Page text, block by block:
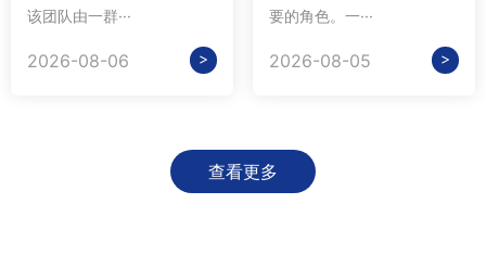
该团队由一群···
2026-08-06 >
要的角色。一···
2026-08-05 >
查看更多